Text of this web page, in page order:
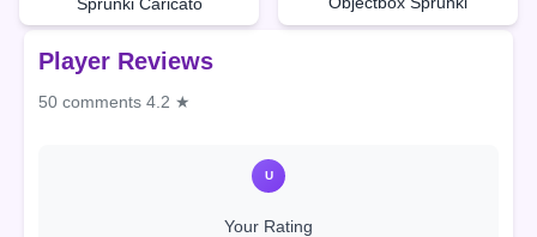
Sprunki Caricato
Player Reviews
50 comments 4.2 ★
U
Your Rating